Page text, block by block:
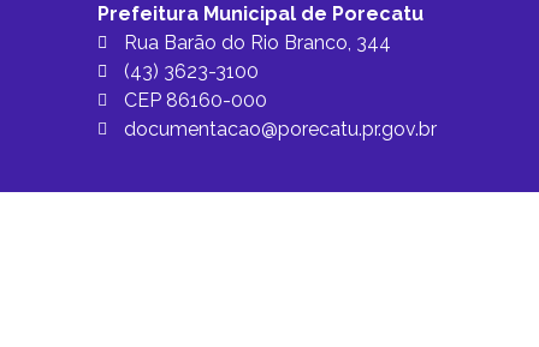
Prefeitura Municipal de Porecatu
Rua Barão do Rio Branco, 344
(43) 3623-3100
CEP 86160-000
documentacao@porecatu.pr.gov.br